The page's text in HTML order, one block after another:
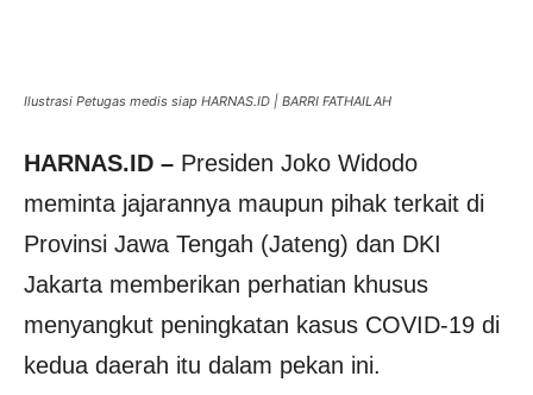
Ilustrasi Petugas medis siap HARNAS.ID | BARRI FATHAILAH
HARNAS.ID – Presiden Joko Widodo
meminta jajarannya maupun pihak terkait di
Provinsi Jawa Tengah (Jateng) dan DKI
Jakarta memberikan perhatian khusus
menyangkut peningkatan kasus COVID-19 di
kedua daerah itu dalam pekan ini.